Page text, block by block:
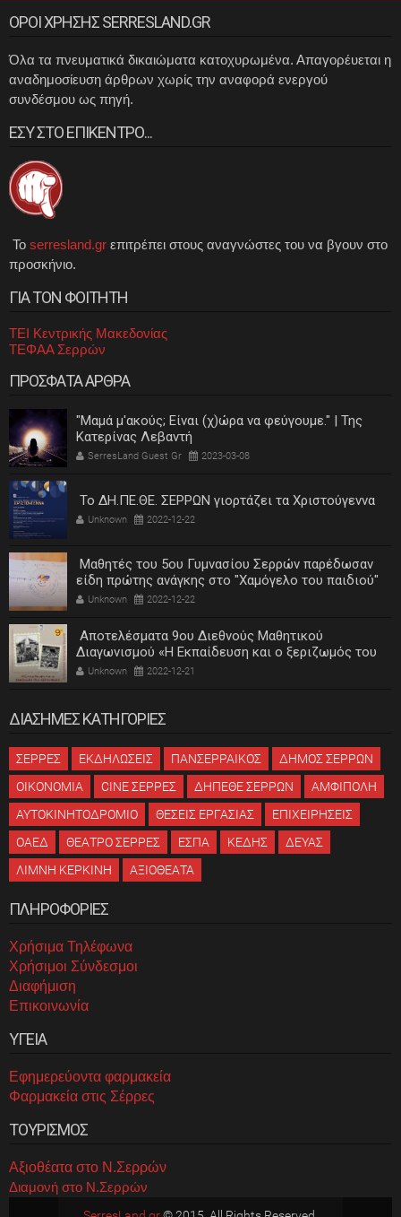
ΟΡΟΙ ΧΡΗΣΗΣ SERRESLAND.GR
Όλα τα πνευματικά δικαιώματα κατοχυρωμένα. Απαγορέυεται η
αναδημοσίευση άρθρων χωρίς την αναφορά ενεργού
συνδέσμου ως πηγή.
ΕΣΥ ΣΤΟ ΕΠΙΚΕΝΤΡΟ...
Το serresland.gr επιτρέπει στους αναγνώστες του να βγουν στο
προσκήνιο.
ΓΙΑ ΤΟΝ ΦΟΙΤΗΤΗ
ΤΕΙ Κεντρικής Μακεδονίας
ΤΕΦΑΑ Σερρών
ΠΡΟΣΦΑΤΑ ΑΡΘΡΑ
"Μαμά μ'ακούς; Είναι (χ)ώρα να φεύγουμε." | Της
Κατερίνας Λεβαντή
SerresLand Guest Gr 2023-03-08
Το ΔΗ.ΠΕ.ΘΕ. ΣΕΡΡΩΝ γιορτάζει τα Χριστούγεννα
Unknown 2022-12-22
Μαθητές του 5ου Γυμνασίου Σερρών παρέδωσαν
είδη πρώτης ανάγκης στο "Χαμόγελο του παιδιού"
Unknown 2022-12-22
Αποτελέσματα 9ου Διεθνούς Μαθητικού
Διαγωνισμού «Η Εκπαίδευση και ο ξεριζωμός του
ελληνισμού»
Unknown 2022-12-21
ΔΙΑΣΗΜΕΣ ΚΑΤΗΓΟΡΙΕΣ
ΣΕΡΡΕΣ ΕΚΔΗΛΩΣΕΙΣ ΠΑΝΣΕΡΡΑΙΚΟΣ
ΔΗΜΟΣ ΣΕΡΡΩΝ
ΟΙΚΟΝΟΜΙΑ
CINE ΣΕΡΡΕΣ ΔΗΠΕΘΕ ΣΕΡΡΩΝ
ΑΜΦΙΠΟΛΗ
ΑΥΤΟΚΙΝΗΤΟΔΡΟΜΙΟ
ΘΕΣΕΙΣ ΕΡΓΑΣΙΑΣ
ΕΠΙΧΕΙΡΗΣΕΙΣ
ΟΑΕΔ
ΘΕΑΤΡΟ ΣΕΡΡΕΣ ΕΣΠΑ ΚΕΔΗΣ
ΔΕΥΑΣ
ΛΙΜΝΗ ΚΕΡΚΙΝΗ
ΑΞΙΟΘΕΑΤΑ
ΠΛΗΡΟΦΟΡΙΕΣ
Χρήσιμα Τηλέφωνα
Χρήσιμοι Σύνδεσμοι
Διαφήμιση
Επικοινωνία
ΥΓΕΙΑ
Εφημερεύοντα φαρμακεία
Φαρμακεία στις Σέρρες
ΤΟΥΡΙΣΜΟΣ
Αξιοθέατα στο Ν.Σερρών
Διαμονή στο Ν.Σερρών